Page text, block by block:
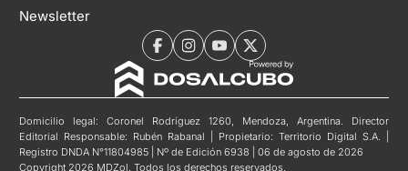
Newsletter
Domicilio legal: Coronel Rodríguez 1260, Mendoza, Argentina. Director
Editorial Responsable: Rubén Rabanal | Propietario: Territorio Digital S.A. |
Registro DNDA N°11804985 | Nº de Edición 6938 | 06 de agosto de 2026
Copyright 2026 MDZol. Todos los derechos reservados.